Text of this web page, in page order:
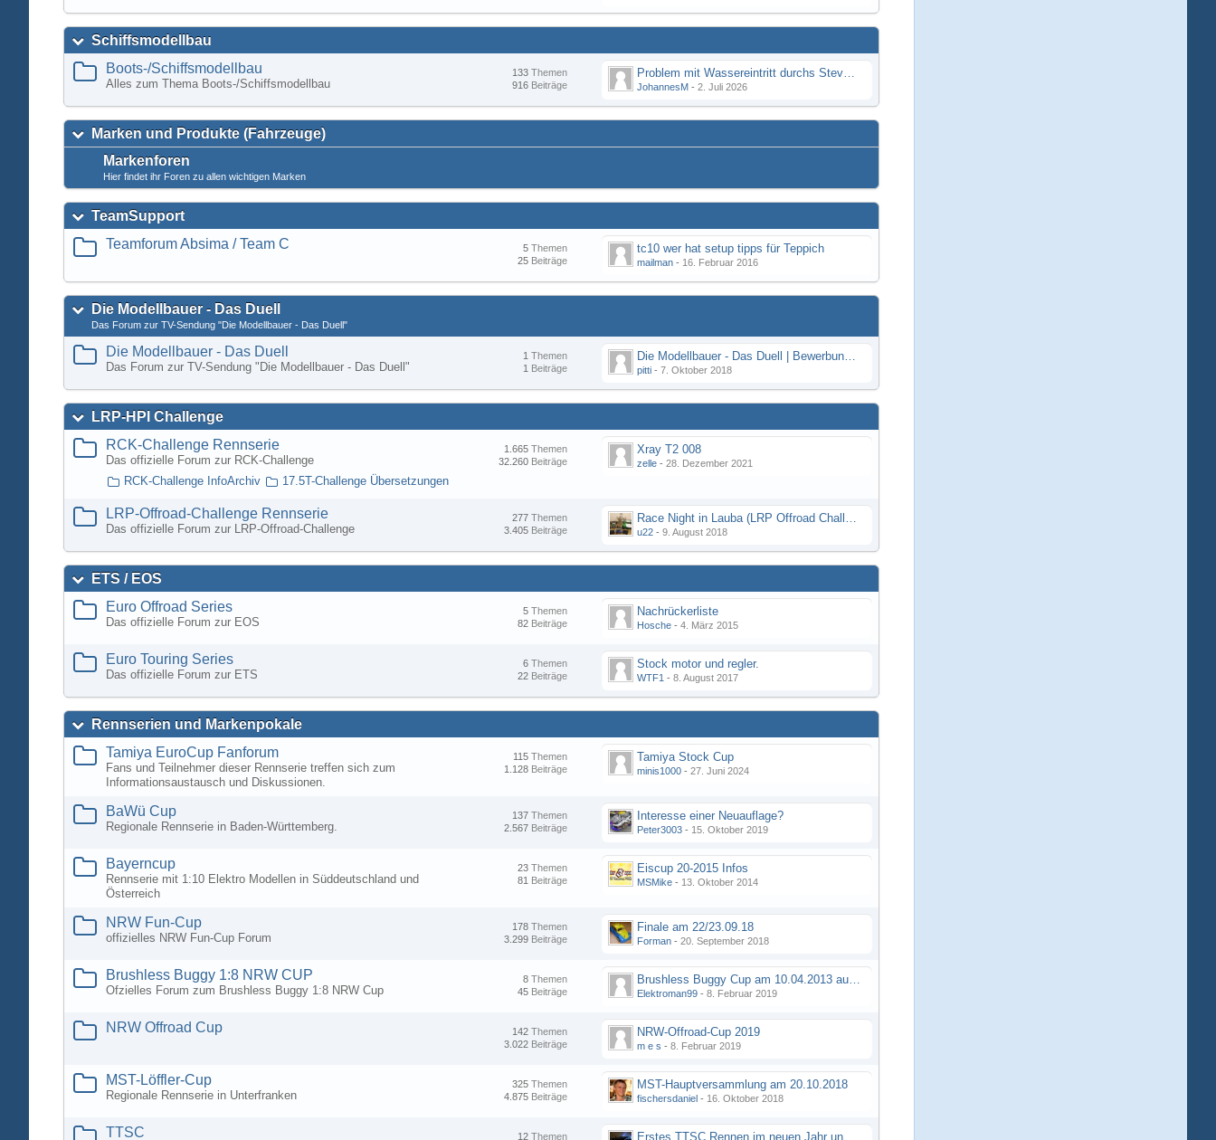
Schiffsmodellbau
Boots-/Schiffsmodellbau
Alles zum Thema Boots-/Schiffsmodellbau
Themen
133
Beiträge
916
Problem mit Wassereintritt durchs Stevenrohr beim Rennboot
JohannesM - 2. Juli 2026
Marken und Produkte (Fahrzeuge)
Markenforen
Hier findet ihr Foren zu allen wichtigen Marken
TeamSupport
Teamforum Absima / Team C
Themen
5
Beiträge
25
tc10 wer hat setup tipps für Teppich
mailman - 16. Februar 2016
Die Modellbauer - Das Duell
Das Forum zur TV-Sendung "Die Modellbauer - Das Duell"
Die Modellbauer - Das Duell
Das Forum zur TV-Sendung "Die Modellbauer - Das Duell"
Themen
1
Beiträge
1
Die Modellbauer - Das Duell | Bewerbung für neue Staffel bei DMAX *Werbung*
pitti - 7. Oktober 2018
LRP-HPI Challenge
RCK-Challenge Rennserie
Das offizielle Forum zur RCK-Challenge
Themen
1.665
Beiträge
32.260
Xray T2 008
zelle - 28. Dezember 2021
RCK-Challenge InfoArchiv 17.5T-Challenge Übersetzungen
LRP-Offroad-Challenge Rennserie
Das offizielle Forum zur LRP-Offroad-Challenge
Themen
277
Beiträge
3.405
Race Night in Lauba (LRP Offroad Challenge und freie Klassen) 25/26.08
u22 - 9. August 2018
ETS / EOS
Euro Offroad Series
Das offizielle Forum zur EOS
Themen
5
Beiträge
82
Nachrückerliste
Hosche - 4. März 2015
Euro Touring Series
Das offizielle Forum zur ETS
Themen
6
Beiträge
22
Stock motor und regler.
WTF1 - 8. August 2017
Rennserien und Markenpokale
Tamiya EuroCup Fanforum
Fans und Teilnehmer dieser Rennserie treffen sich zum
Informationsaustausch und Diskussionen.
Themen
115
Beiträge
1.128
Tamiya Stock Cup
minis1000 - 27. Juni 2024
BaWü Cup
Regionale Rennserie in Baden-Württemberg.
Themen
137
Beiträge
2.567
Interesse einer Neuauflage?
Peter3003 - 15. Oktober 2019
Bayerncup
Rennserie mit 1:10 Elektro Modellen in Süddeutschland und
Österreich
Themen
23
Beiträge
81
Eiscup 20-2015 Infos
MSMike - 13. Oktober 2014
NRW Fun-Cup
offizielles NRW Fun-Cup Forum
Themen
178
Beiträge
3.299
Finale am 22/23.09.18
Forman - 20. September 2018
Brushless Buggy 1:8 NRW CUP
Ofzielles Forum zum Brushless Buggy 1:8 NRW Cup
Themen
8
Beiträge
45
Brushless Buggy Cup am 10.04.2013 auf der Intermodellbau in Dortmund
Elektroman99 - 8. Februar 2019
NRW Offroad Cup Themen
142
Beiträge
3.022
NRW-Offroad-Cup 2019
m e s - 8. Februar 2019
MST-Löffler-Cup
Regionale Rennserie in Unterfranken
Themen
325
Beiträge
4.875
MST-Hauptversammlung am 20.10.2018
fischersdaniel - 16. Oktober 2018
TTSC Themen
12